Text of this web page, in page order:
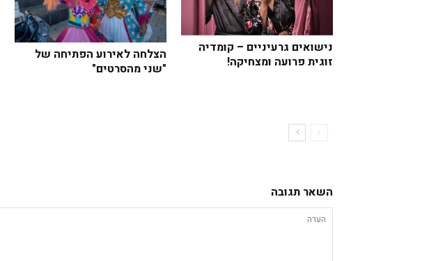
הצלחה לאירוע הפתיחה של
"שני מהסרטים"
נישואים גרעיניים – קומדיה
זוגית פרועה ומצחיקה!
השאר תגובה